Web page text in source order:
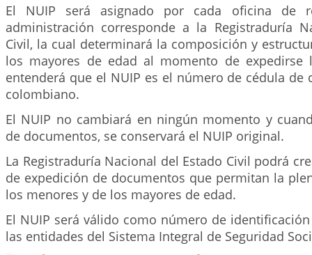
El NUIP será asignado por cada oficina de
administración corresponde a la Registraduría
Civil, la cual determinará la composición y
los mayores de edad al momento de expedirse
entenderá que el NUIP es el número de cédula de
colombiano.
El NUIP no cambiará en ningún momento y
de documentos, se conservará el NUIP original.
La Registraduría Nacional del Estado Civil podrá
de expedición de documentos que permitan la
los menores y de los mayores de edad.
El NUIP será válido como número de
las entidades del Sistema Integral de Seguridad